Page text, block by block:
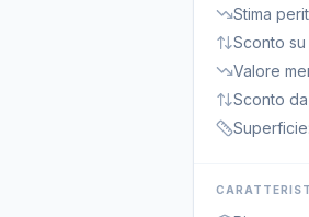
Stima
Sconto
Valore
Sconto
Superficie